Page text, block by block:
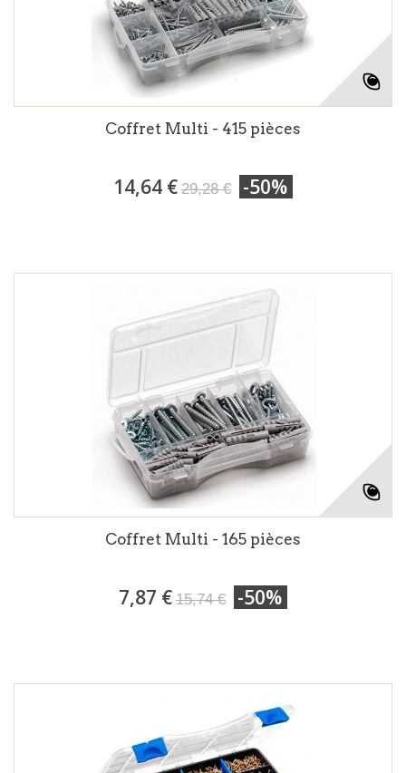
Coffret Multi - 415 pièces
14,64 € 29,28 € -50%
Coffret Multi - 165 pièces
7,87 € 15,74 € -50%